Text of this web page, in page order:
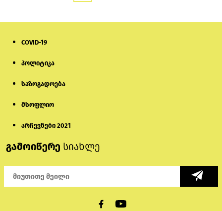
COVID-19
პოლიტიკა
საზოგადოება
მსოფლიო
არჩევნები 2021
გამოიწერე სიახლე